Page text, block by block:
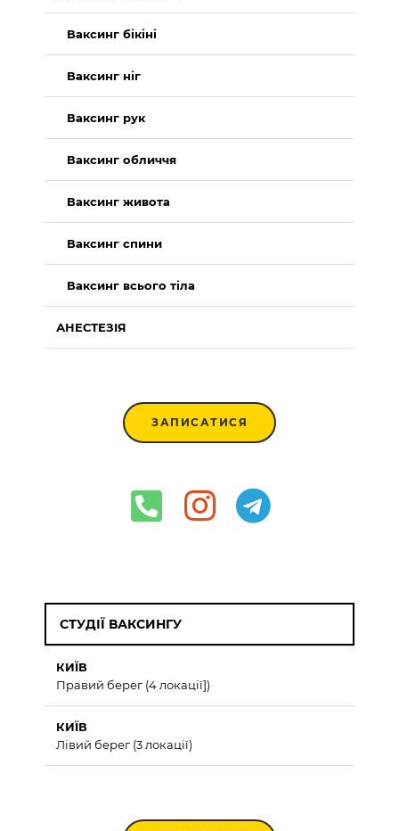
Ваксинг бікіні
Ваксинг ніг
Ваксинг рук
Ваксинг обличчя
Ваксинг живота
Ваксинг спини
Ваксинг всього тіла
АНЕСТЕЗІЯ
ЗАПИСАТИСЯ
СТУДІЇ ВАКСИНГУ
КИЇВ
Правий берег (4 локації])
КИЇВ
Лівий берег (3 локації)